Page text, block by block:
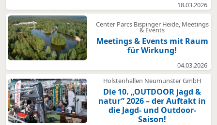
18.03.2026
Center Parcs Bispinger Heide, Meetings
& Events
Meetings & Events mit Raum
für Wirkung!
04.03.2026
Holstenhallen Neumünster GmbH
Die 10. „OUTDOOR jagd &
natur” 2026 – der Auftakt in
die Jagd- und Outdoor-
Saison!